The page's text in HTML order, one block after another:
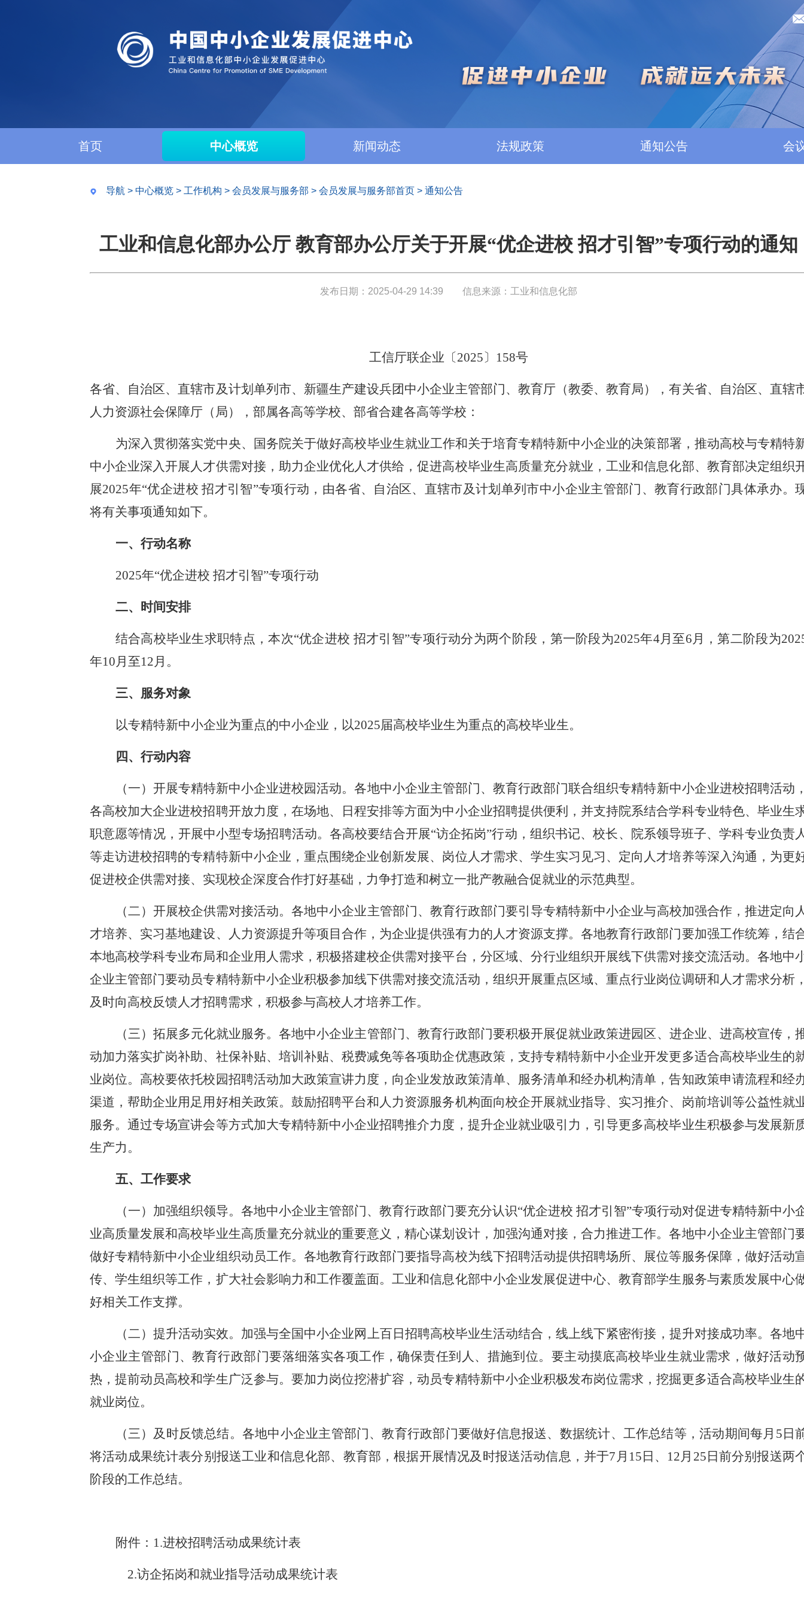
首页 中心概览 新闻动态 法规政策 通知公告 会
导航 > 中心概览 > 工作机构 > 会员发展与服务部 > 会员发展与服务部首页 > 通知公告
工业和信息化部办公厅 教育部办公厅关于开展“优企进校 招才引智”专项行动的通知
发布日期：2025-04-29 14:39 信息来源：工业和信息化部
工信厅联企业〔2025〕158号
各省、自治区、直辖市及计划单列市、新疆生产建设兵团中小企业主管部门、教育厅（教委、教育局），有关省、自治区、直辖
人力资源社会保障厅（局），部属各高等学校、部省合建各高等学校：
为深入贯彻落实党中央、国务院关于做好高校毕业生就业工作和关于培育专精特新中小企业的决策部署，推动高校与专精特
中小企业深入开展人才供需对接，助力企业优化人才供给，促进高校毕业生高质量充分就业，工业和信息化部、教育部决定组织
展2025年“优企进校 招才引智”专项行动，由各省、自治区、直辖市及计划单列市中小企业主管部门、教育行政部门具体承办。
将有关事项通知如下。
一、行动名称
2025年“优企进校 招才引智”专项行动
二、时间安排
结合高校毕业生求职特点，本次“优企进校 招才引智”专项行动分为两个阶段，第一阶段为2025年4月至6月，第二阶段为
年10月至12月。
三、服务对象
以专精特新中小企业为重点的中小企业，以2025届高校毕业生为重点的高校毕业生。
四、行动内容
（一）开展专精特新中小企业进校园活动。各地中小企业主管部门、教育行政部门联合组织专精特新中小企业进校招聘活动
各高校加大企业进校招聘开放力度，在场地、日程安排等方面为中小企业招聘提供便利，并支持院系结合学科专业特色、毕业生
职意愿等情况，开展中小型专场招聘活动。各高校要结合开展“访企拓岗”行动，组织书记、校长、院系领导班子、学科专业负责
等走访进校招聘的专精特新中小企业，重点围绕企业创新发展、岗位人才需求、学生实习见习、定向人才培养等深入沟通，为更
促进校企供需对接、实现校企深度合作打好基础，力争打造和树立一批产教融合促就业的示范典型。
（二）开展校企供需对接活动。各地中小企业主管部门、教育行政部门要引导专精特新中小企业与高校加强合作，推进定向
才培养、实习基地建设、人力资源提升等项目合作，为企业提供强有力的人才资源支撑。各地教育行政部门要加强工作统筹，结
本地高校学科专业布局和企业用人需求，积极搭建校企供需对接平台，分区域、分行业组织开展线下供需对接交流活动。各地中
企业主管部门要动员专精特新中小企业积极参加线下供需对接交流活动，组织开展重点区域、重点行业岗位调研和人才需求分析
及时向高校反馈人才招聘需求，积极参与高校人才培养工作。
（三）拓展多元化就业服务。各地中小企业主管部门、教育行政部门要积极开展促就业政策进园区、进企业、进高校宣传，
动加力落实扩岗补助、社保补贴、培训补贴、税费减免等各项助企优惠政策，支持专精特新中小企业开发更多适合高校毕业生的
业岗位。高校要依托校园招聘活动加大政策宣讲力度，向企业发放政策清单、服务清单和经办机构清单，告知政策申请流程和经
渠道，帮助企业用足用好相关政策。鼓励招聘平台和人力资源服务机构面向校企开展就业指导、实习推介、岗前培训等公益性就
服务。通过专场宣讲会等方式加大专精特新中小企业招聘推介力度，提升企业就业吸引力，引导更多高校毕业生积极参与发展新
生产力。
五、工作要求
（一）加强组织领导。各地中小企业主管部门、教育行政部门要充分认识“优企进校 招才引智”专项行动对促进专精特新中小
业高质量发展和高校毕业生高质量充分就业的重要意义，精心谋划设计，加强沟通对接，合力推进工作。各地中小企业主管部门
做好专精特新中小企业组织动员工作。各地教育行政部门要指导高校为线下招聘活动提供招聘场所、展位等服务保障，做好活动
传、学生组织等工作，扩大社会影响力和工作覆盖面。工业和信息化部中小企业发展促进中心、教育部学生服务与素质发展中心
好相关工作支撑。
（二）提升活动实效。加强与全国中小企业网上百日招聘高校毕业生活动结合，线上线下紧密衔接，提升对接成功率。各地
小企业主管部门、教育行政部门要落细落实各项工作，确保责任到人、措施到位。要主动摸底高校毕业生就业需求，做好活动
热，提前动员高校和学生广泛参与。要加力岗位挖潜扩容，动员专精特新中小企业积极发布岗位需求，挖掘更多适合高校毕业生
就业岗位。
（三）及时反馈总结。各地中小企业主管部门、教育行政部门要做好信息报送、数据统计、工作总结等，活动期间每月5日
将活动成果统计表分别报送工业和信息化部、教育部，根据开展情况及时报送活动信息，并于7月15日、12月25日前分别报送两
阶段的工作总结。
附件： 1.进校招聘活动成果统计表
2.访企拓岗和就业指导活动成果统计表